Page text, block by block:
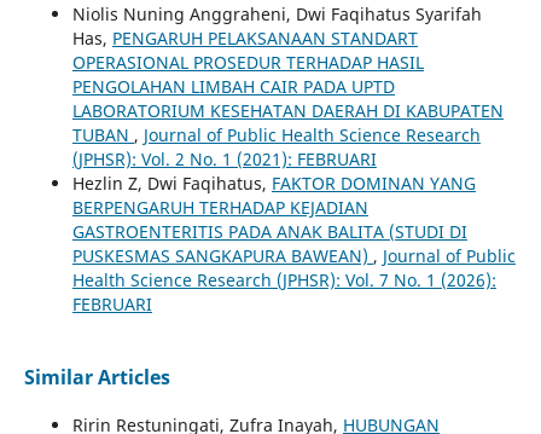
Niolis Nuning Anggraheni, Dwi Faqihatus Syarifah
Has, PENGARUH PELAKSANAAN STANDART
OPERASIONAL PROSEDUR TERHADAP HASIL
PENGOLAHAN LIMBAH CAIR PADA UPTD
LABORATORIUM KESEHATAN DAERAH DI KABUPATEN
TUBAN , Journal of Public Health Science Research
(JPHSR): Vol. 2 No. 1 (2021): FEBRUARI
Hezlin Z, Dwi Faqihatus, FAKTOR DOMINAN YANG
BERPENGARUH TERHADAP KEJADIAN
GASTROENTERITIS PADA ANAK BALITA (STUDI DI
PUSKESMAS SANGKAPURA BAWEAN) , Journal of Public
Health Science Research (JPHSR): Vol. 7 No. 1 (2026):
FEBRUARI
Similar Articles
Ririn Restuningati, Zufra Inayah, HUBUNGAN